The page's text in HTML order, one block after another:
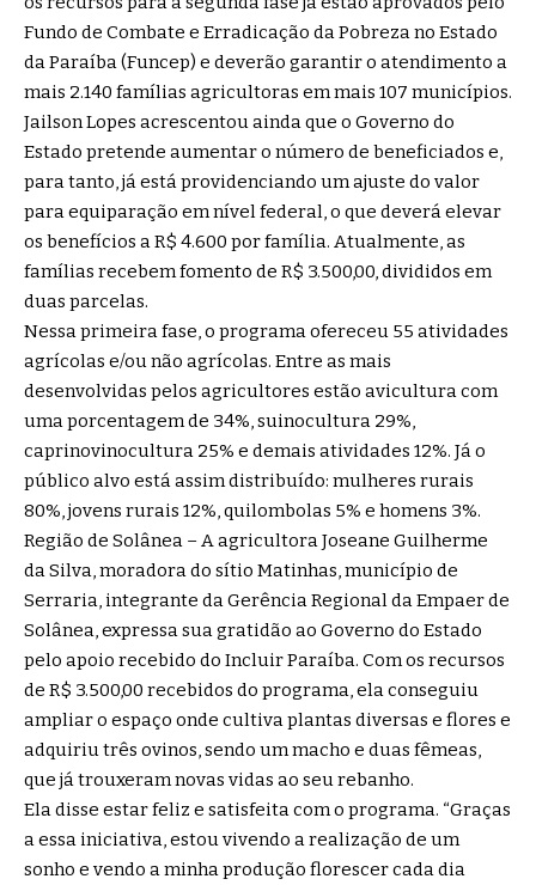
Fundo de Combate e Erradicação da Pobreza no Estado
da Paraíba (Funcep) e deverão garantir o atendimento a
mais 2.140 famílias agricultoras em mais 107 municípios.
Jailson Lopes acrescentou ainda que o Governo do
Estado pretende aumentar o número de beneficiados e,
para tanto, já está providenciando um ajuste do valor
para equiparação em nível federal, o que deverá elevar
os benefícios a R$ 4.600 por família. Atualmente, as
famílias recebem fomento de R$ 3.500,00, divididos em
duas parcelas.
Nessa primeira fase, o programa ofereceu 55 atividades
agrícolas e/ou não agrícolas. Entre as mais
desenvolvidas pelos agricultores estão avicultura com
uma porcentagem de 34%, suinocultura 29%,
caprinovinocultura 25% e demais atividades 12%. Já o
público alvo está assim distribuído: mulheres rurais
80%, jovens rurais 12%, quilombolas 5% e homens 3%.
Região de Solânea – A agricultora Joseane Guilherme
da Silva, moradora do sítio Matinhas, município de
Serraria, integrante da Gerência Regional da Empaer de
Solânea, expressa sua gratidão ao Governo do Estado
pelo apoio recebido do Incluir Paraíba. Com os recursos
de R$ 3.500,00 recebidos do programa, ela conseguiu
ampliar o espaço onde cultiva plantas diversas e flores e
adquiriu três ovinos, sendo um macho e duas fêmeas,
que já trouxeram novas vidas ao seu rebanho.
Ela disse estar feliz e satisfeita com o programa. “Graças
a essa iniciativa, estou vivendo a realização de um
sonho e vendo a minha produção florescer cada dia